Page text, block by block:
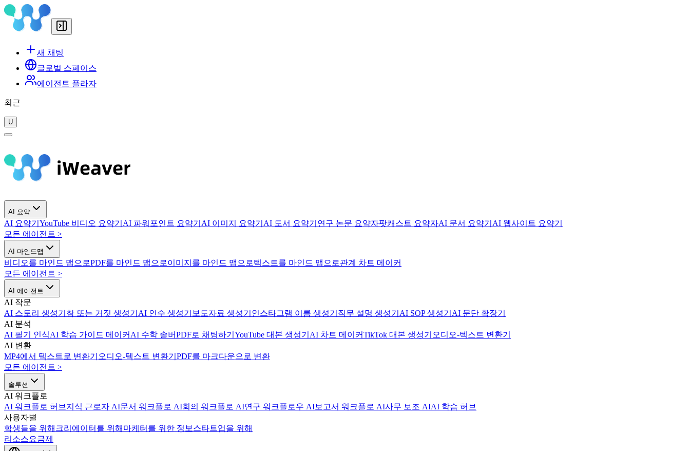
새 채팅
글로벌 스페이스
에이전트 플라자
최근
U
AI 요약
AI 요약기 YouTube 비디오 요약기 AI 파워포인트 요약기 AI 이미지 요약기 AI 도서 요약기 연구 논문 요약자팟캐스트 요약자AI 문서 요약기 AI 웹사이트 요약기
모든 에이전트 >
AI 마인드맵
비디오를 마인드 맵으로PDF를 마인드 맵으로이미지를 마인드 맵으로텍스트를 마인드 맵으로관계 차트 메이커
모든 에이전트 >
AI 에이전트
AI 작문
AI 스토리 생성기 참 또는 거짓 생성기 AI 인수 생성기 보도자료 생성기 인스타그램 이름 생성기 직무 설명 생성기 AI SOP 생성기 AI 문단 확장기
AI 분석
AI 필기 인식AI 학습 가이드 메이커 AI 수학 솔버PDF로 채팅하기 YouTube 대본 생성기 AI 차트 메이커TikTok 대본 생성기 오디오-텍스트 변환기
AI 변환
MP4에서 텍스트로 변환기 오디오-텍스트 변환기 PDF를 마크다운으로 변환
모든 에이전트 >
솔루션
AI 워크플로
AI 워크플로 허브 지식 근로자 AI문서 워크플로 AI회의 워크플로 AI연구 워크플로우 AI보고서 워크플로 AI사무 보조 AIAI 학습 허브
사용자별
학생들을 위해 크리에이터를 위해 마케터를 위한 정보 스타트업을 위해
리소스요금제